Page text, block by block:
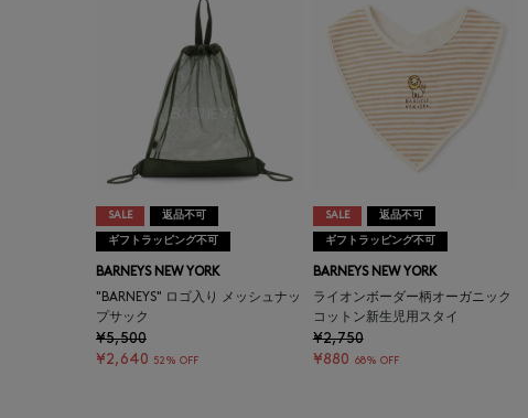
SALE 返品不可
ギフトラッピング不可
BARNEYS NEW YORK
"BARNEYS" ロゴ入り メッシュナッ
プサック
¥5,500
¥2,640 52% OFF
SALE 返品不可
ギフトラッピング不可
BARNEYS NEW YORK
ライオンボーダー柄オーガニック
コットン新生児用スタイ
¥2,750
¥880 68% OFF